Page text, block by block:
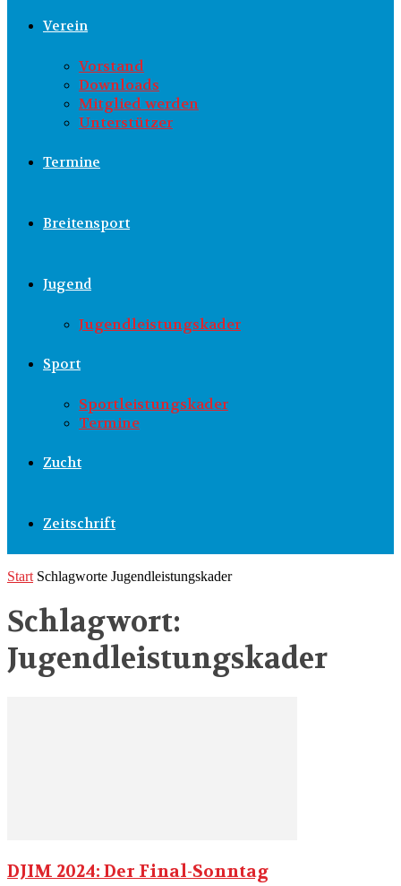
Verein
Vorstand
Downloads
Mitglied werden
Unterstützer
Termine
Breitensport
Jugend
Jugendleistungskader
Sport
Sportleistungskader
Termine
Zucht
Zeitschrift
Start Schlagworte Jugendleistungskader
Schlagwort:
Jugendleistungskader
DJIM 2024: Der Final-Sonntag